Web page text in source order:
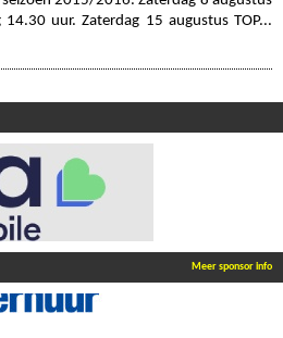
uur. Zaterdag 15 augustus TOP...
Meer sponsor info